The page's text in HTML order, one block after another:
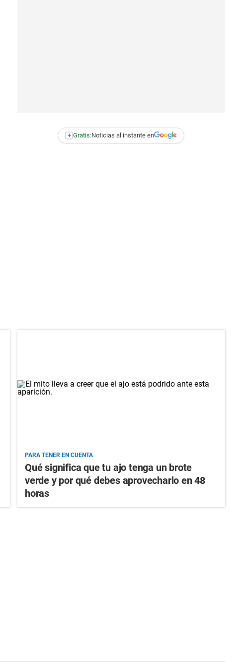
+ Gratis:Noticias al instante en
PARA TENER EN CUENTA
Qué significa que tu ajo tenga un brote
verde y por qué debes aprovecharlo en 48
horas